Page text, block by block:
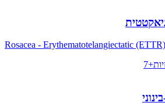
Rosacea - Erythematotelangiectatic (ETTR)
+
7